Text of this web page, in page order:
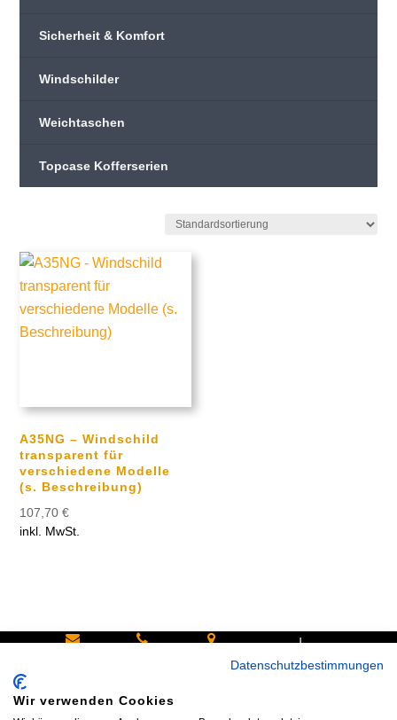
Sicherheit & Komfort
Windschilder
Weichtaschen
Topcase Kofferserien
A35NG – Windschild
transparent für
verschiedene Modelle
(s. Beschreibung)
107,70€
inkl. MwSt.
info@bike
an:
|
Datenschutzbestimmungen
Wir verwenden Cookies